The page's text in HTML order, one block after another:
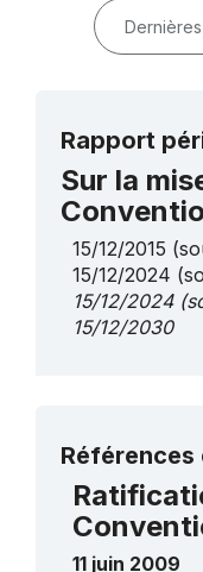
Rapport
Sur la
15/12/2015
15/12/2024
15/12/2024
15/12/2030
Références
11 juin 2009